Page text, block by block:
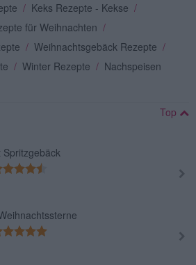
/ Keks Rezepte - Kekse /
für Weihnachten /
/ Weihnachtsgebäck Rezepte /
/ Winter Rezepte / Nachspeisen
Top
Spritzgebäck